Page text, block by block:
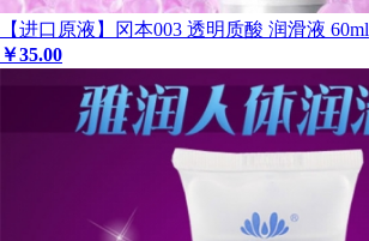
【进口原液】冈本003 透明质酸 润滑液 60ml
￥35.00